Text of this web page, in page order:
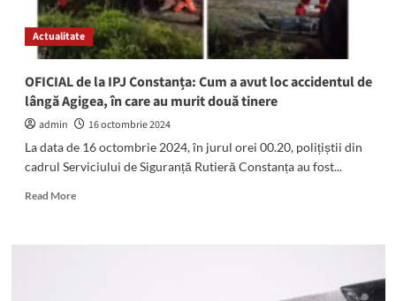
acasă:
A
fost
săltat
mascați
Actualitate
OFICIAL de la IPJ Constanța: Cum a avut loc accidentul de
lângă Agigea, în care au murit două tinere
admin
16 octombrie 2024
La data de 16 octombrie 2024, în jurul orei 00.20, polițiștii din
cadrul Serviciului de Siguranță Rutieră Constanța au fost...
Read MoreRead